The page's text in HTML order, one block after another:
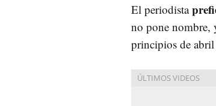
El periodista
no pone nombre,
principios de